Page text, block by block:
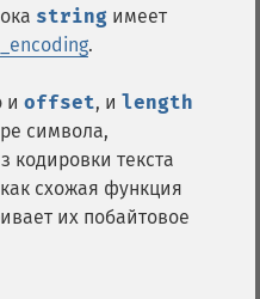
string имеет
.
и offset, и length
символа,
кодировки текста
схожая функция
их побайтовое